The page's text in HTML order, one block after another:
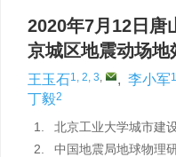
2020年7月12日唐
京城区地震动场地
王玉石1, 2, 3, , 李小军
丁毅2
1.
北京工业大学城市建
2.
中国地震局地球物理